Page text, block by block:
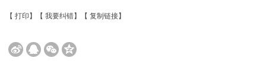
【 打印 】【 我要纠错】【 复制链接】